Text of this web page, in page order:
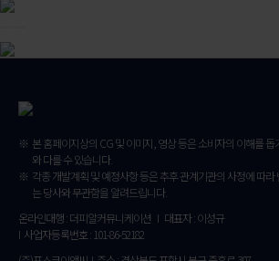
본 홈페이지상의 CG 및 이미지, 영상 등은 소비자의 이해를
와 다를 수 있습니다.
각종 개발계획 및 예정사항 등은 추후 관계기관의 사정에 따라
는 당사와 무관함을 알려드립니다.
온라인대행 : 더피알커뮤니케이션 I 대표자 : 이성규
I 사업자등록번호 : 101-86-52182